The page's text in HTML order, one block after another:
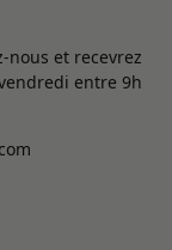
nous et recevrez
entre 9h